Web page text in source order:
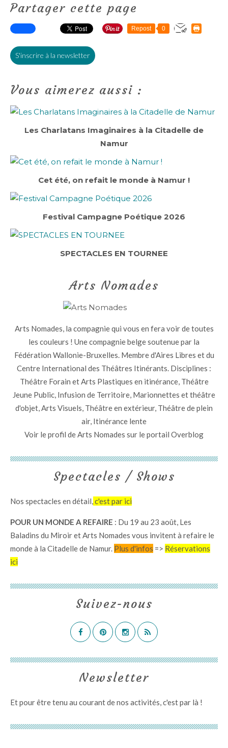
Partager cette page
Repost 0
S'inscrire à la newsletter
Vous aimerez aussi :
Les Charlatans Imaginaires à la Citadelle de
Namur
Cet été, on refait le monde à Namur !
Festival Campagne Poétique 2026
SPECTACLES EN TOURNEE
Arts Nomades
Arts Nomades, la compagnie qui vous en fera voir de toutes
les couleurs ! Une compagnie belge soutenue par la
Fédération Wallonie-Bruxelles. Membre d'Aires Libres et du
Centre International des Théâtres Itinérants. Disciplines :
Théâtre Forain et Arts Plastiques en itinérance, Théâtre
Jeune Public, Infusion de Territoire, Marionnettes et théâtre
d'objet, Arts Visuels, Théâtre en extérieur, Théâtre de plein
air, Itinérance lente
Voir le profil deArts Nomades sur le portail Overblog
Suivez-nous
Spectacles / Shows
Nos spectacles en détail,c'est par ici
POUR UN MONDE A REFAIRE : Du 19 au 23 août, Les
Baladins du Miroir et Arts Nomades vous invitent à refaire le
monde à la Citadelle de Namur. Plus d'infos => Réservations
ici
Newsletter
Et pour être tenu au courant de nos activités,c'est par là !